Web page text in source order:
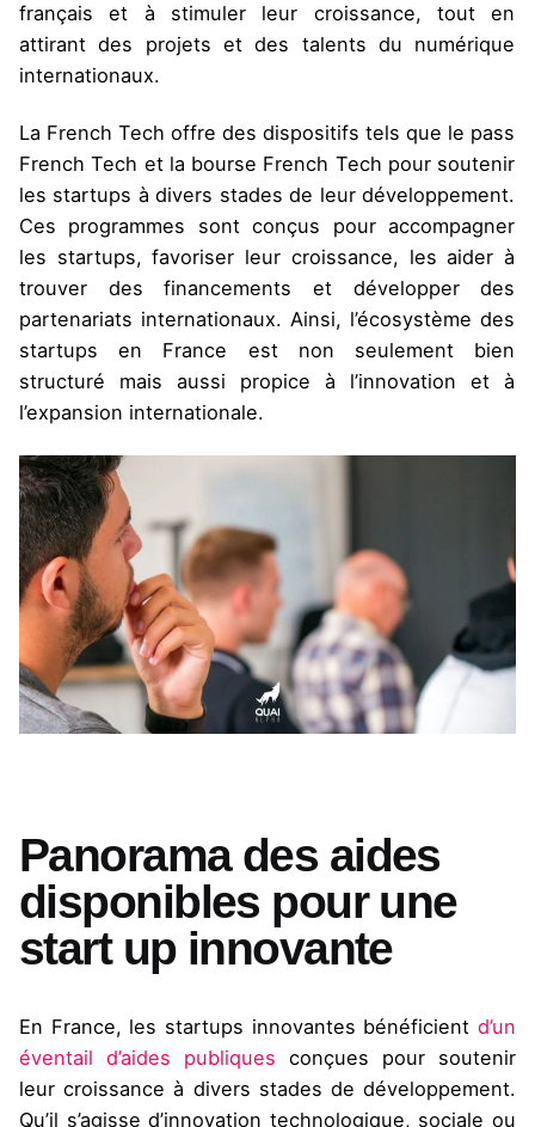
français et à stimuler leur croissance, tout en
attirant des projets et des talents du numérique
internationaux.
La French Tech offre des dispositifs tels que le pass
French Tech et la bourse French Tech pour soutenir
les startups à divers stades de leur développement.
Ces programmes sont conçus pour accompagner
les startups, favoriser leur croissance, les aider à
trouver des financements et développer des
partenariats internationaux. Ainsi, l’écosystème des
startups en France est non seulement bien
structuré mais aussi propice à l’innovation et à
l’expansion internationale.
Panorama des aides
disponibles pour une
start up innovante
En France, les startups innovantes bénéficient d’un
éventail d’aides publiques conçues pour soutenir
leur croissance à divers stades de développement.
Qu’il s’agisse d’innovation technologique, sociale ou